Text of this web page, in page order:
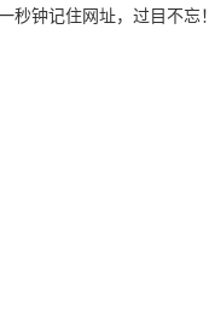
秒钟记住网址，过目不忘！